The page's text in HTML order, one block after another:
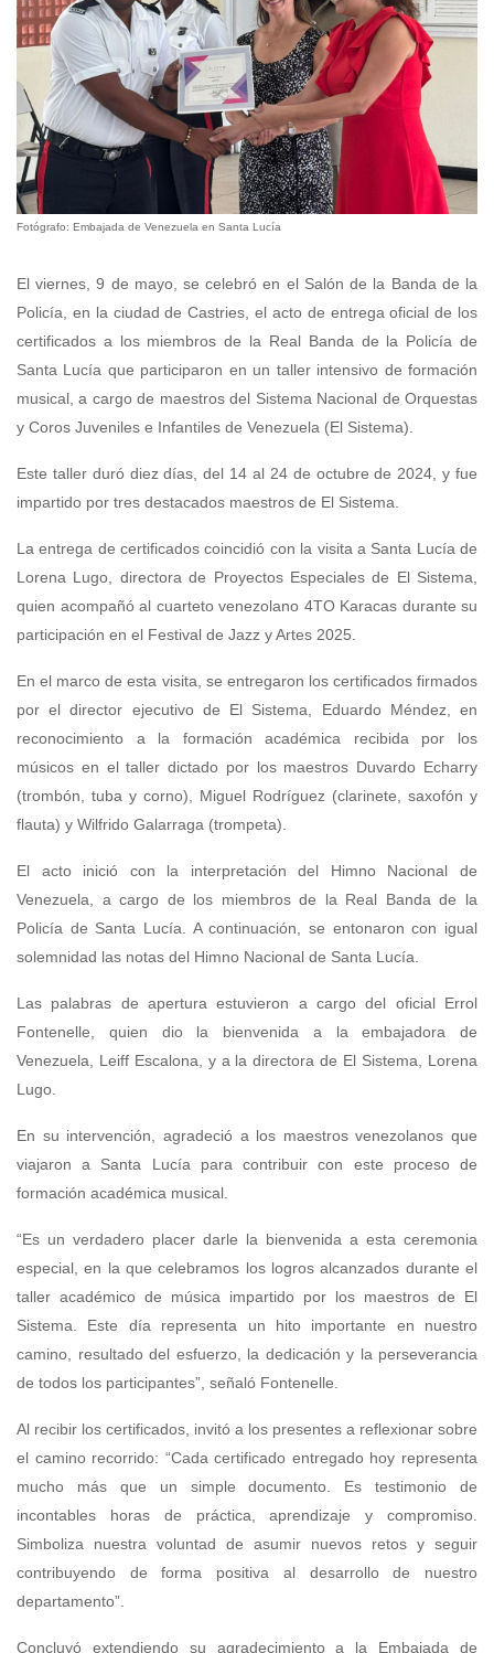
Fotógrafo: Embajada de Venezuela en Santa Lucía
El viernes, 9 de mayo, se celebró en el Salón de la Banda de la
Policía, en la ciudad de Castries, el acto de entrega oficial de los
certificados a los miembros de la Real Banda de la Policía de
Santa Lucía que participaron en un taller intensivo de formación
musical, a cargo de maestros del Sistema Nacional de Orquestas
y Coros Juveniles e Infantiles de Venezuela (El Sistema).
Este taller duró diez días, del 14 al 24 de octubre de 2024, y fue
impartido por tres destacados maestros de El Sistema.
La entrega de certificados coincidió con la visita a Santa Lucía de
Lorena Lugo, directora de Proyectos Especiales de El Sistema,
quien acompañó al cuarteto venezolano 4TO Karacas durante su
participación en el Festival de Jazz y Artes 2025.
En el marco de esta visita, se entregaron los certificados firmados
por el director ejecutivo de El Sistema, Eduardo Méndez, en
reconocimiento a la formación académica recibida por los
músicos en el taller dictado por los maestros Duvardo Echarry
(trombón, tuba y corno), Miguel Rodríguez (clarinete, saxofón y
flauta) y Wilfrido Galarraga (trompeta).
El acto inició con la interpretación del Himno Nacional de
Venezuela, a cargo de los miembros de la Real Banda de la
Policía de Santa Lucía. A continuación, se entonaron con igual
solemnidad las notas del Himno Nacional de Santa Lucía.
Las palabras de apertura estuvieron a cargo del oficial Errol
Fontenelle, quien dio la bienvenida a la embajadora de
Venezuela, Leiff Escalona, y a la directora de El Sistema, Lorena
Lugo.
En su intervención, agradeció a los maestros venezolanos que
viajaron a Santa Lucía para contribuir con este proceso de
formación académica musical.
“Es un verdadero placer darle la bienvenida a esta ceremonia
especial, en la que celebramos los logros alcanzados durante el
taller académico de música impartido por los maestros de El
Sistema. Este día representa un hito importante en nuestro
camino, resultado del esfuerzo, la dedicación y la perseverancia
de todos los participantes”, señaló Fontenelle.
Al recibir los certificados, invitó a los presentes a reflexionar sobre
el camino recorrido: “Cada certificado entregado hoy representa
mucho más que un simple documento. Es testimonio de
incontables horas de práctica, aprendizaje y compromiso.
Simboliza nuestra voluntad de asumir nuevos retos y seguir
contribuyendo de forma positiva al desarrollo de nuestro
departamento”.
Concluyó extendiendo su agradecimiento a la Embajada de